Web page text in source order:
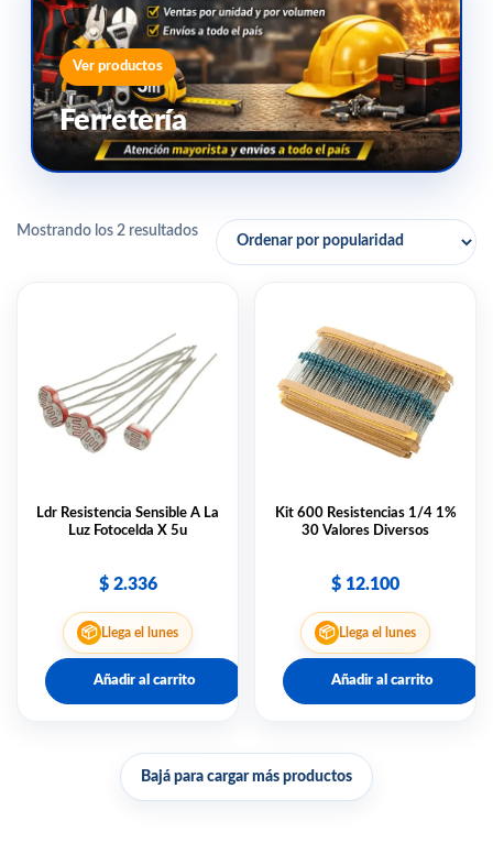
Ver productos
Ferretería
Mostrando los 2 resultados
Ldr Resistencia Sensible A La
Luz Fotocelda X 5u
$2.336
📦 Llega el lunes
Añadir al carrito
Kit 600 Resistencias 1/4 1%
30 Valores Diversos
$ 12.100
📦 Llega el lunes
Añadir al carrito
Bajá para cargar más productos